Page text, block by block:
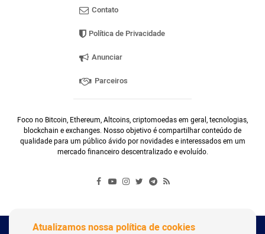
Contato
Política de Privacidade
Anunciar
Parceiros
Foco no Bitcoin, Ethereum, Altcoins, criptomoedas em geral, tecnologias,
blockchain e exchanges. Nosso objetivo é compartilhar conteúdo de
qualidade para um público ávido por novidades e interessados em um
mercado financeiro descentralizado e evoluído.
Atualizamos nossa política de cookies